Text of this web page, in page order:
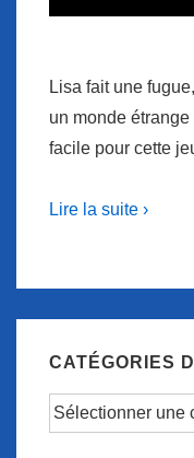
Lisa fait une
un monde
facile pour cette
Lire la suite ›
CATÉGORIES
Catégories
d’articles